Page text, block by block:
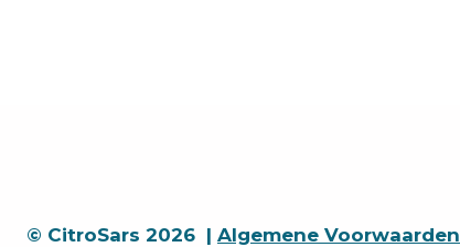
© CitroSars 2026 | Algemene Voorwaarden